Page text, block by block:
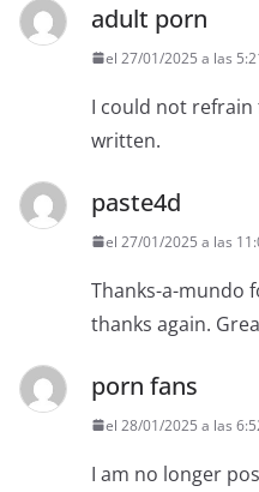
adult porn
el 27/01/2025 a las
I could not
written.
paste4d
el 27/01/2025 a las
Thanks-a-mundo
thanks again.
porn fans
el 28/01/2025 a las
I am no longer